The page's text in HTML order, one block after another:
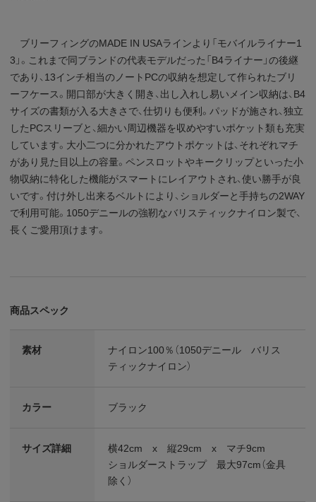
ブリーフィングのMADE IN USAラインより「モバイルライナー1
3」。これまで同ブランドの代表モデルだった「B4ライナー」の後継
であり、13インチ相当のノートPCの収納を想定して作られたブリ
ーフケース。開口部が大きく開き、出し入れし易いメイン収納は、B4
サイズの書類が入る大きさで、仕切りも便利。パッドが施され、独立
したPCスリーブと、細かい周辺機器を収めやすいポケット類も充実
しています。大小二つに分かれたアウトポケットは、それぞれマチ
があり見た目以上の容量。ペンスロットやキークリップといった小
物収納に特化した機能がスマートにレイアウトされ、使い勝手が良
いです。付け外し出来るベルトにより、ショルダーと手持ちの2WAY
で利用可能。1050デニールの強靭なバリスティックナイロン製で、
長くご愛用頂けます。
商品スペック
素材
ナイロン100％（1050デニール バリス
ティックナイロン）
カラー ブラック
サイズ詳細
横42cm x 縦29cm x マチ9cm
ショルダーストラップ 最大97cm（金具
除く）